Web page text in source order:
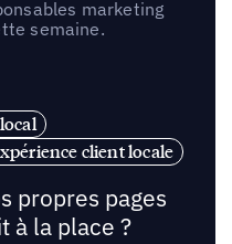
marketing
semaine.
client locale
propres pages
à la place ?